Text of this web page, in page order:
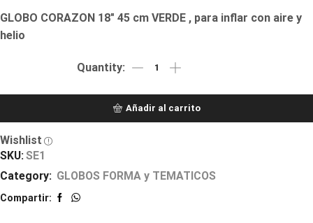
GLOBO CORAZON 18″ 45 cm VERDE , para inflar con aire y
helio
Añadir al carrito
Wishlist
SKU: SE1
Category: GLOBOS FORMA y TEMATICOS
Compartir: